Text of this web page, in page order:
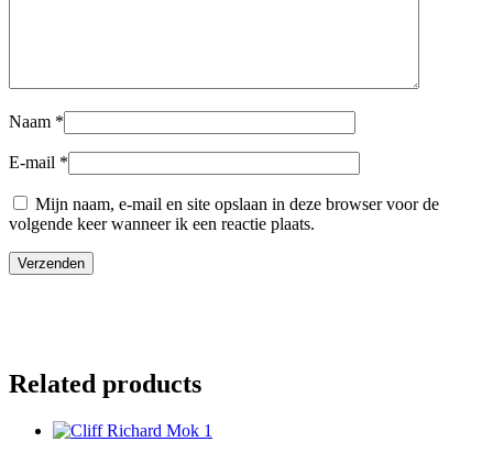
Naam *
E-mail *
Mijn naam, e-mail en site opslaan in deze browser voor de
volgende keer wanneer ik een reactie plaats.
Related products